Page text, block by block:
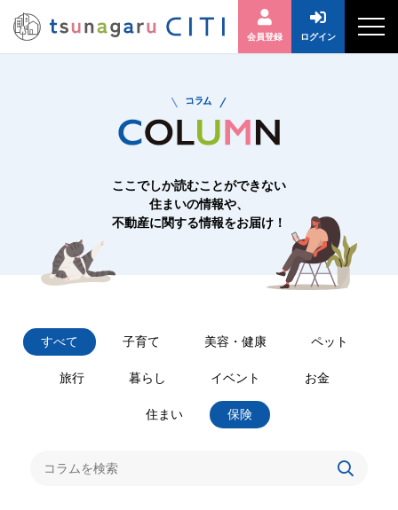
会員登録 ログイン
ここでしか読むことができない
住まいの情報や、
不動産に関する情報をお届け！
すべて 子育て 美容・健康 ペット
旅行 暮らし イベント お金
住まい 保険